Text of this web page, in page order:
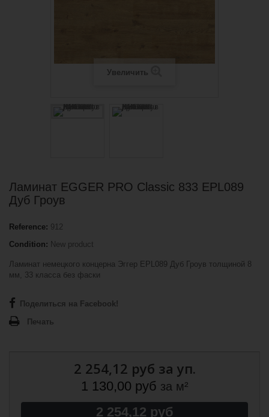
Увеличить
Ламинат EGGER PRO Classic 833 EPL089
Дуб Гроув
Reference: 912
Condition: New product
Ламинат немецкого концерна Эггер EPL089 Дуб Гроув толщиной 8
мм, 33 класса без фаски
Поделиться на Facebook!
Печать
2 254,12 руб за уп.
1 130,00 руб за м²
2 254,12 руб